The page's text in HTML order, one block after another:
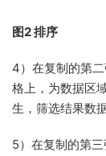
图2 排序
4）在复制的第
格上，为数据区
生，筛选结果数
5）在复制的第三